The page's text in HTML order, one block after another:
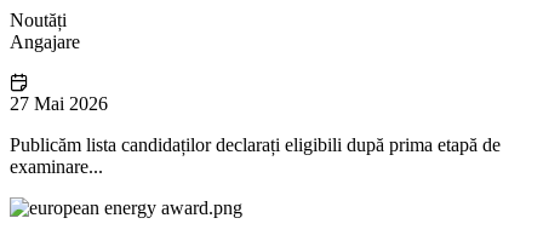
Noutăți
Angajare
27 Mai 2026
Publicăm lista candidaților declarați eligibili după prima etapă de
examinare...